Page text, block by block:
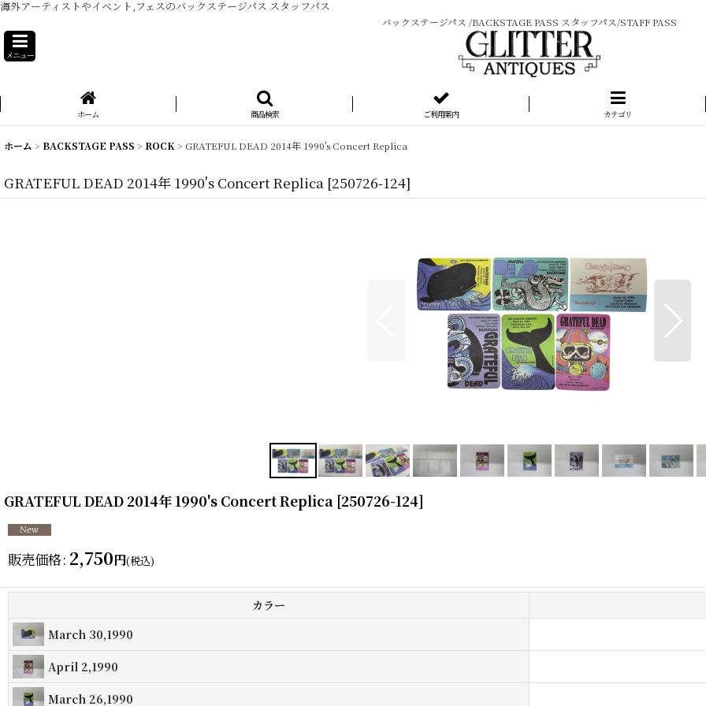
海外アーティストやイベント,フェスのバックステージパス スタッフパス
バックステージパス /BACKSTAGE PASS スタッフパス/STAFF PASS
メニュー
ホーム 商品検索 ご利用案内 カテゴリ
ホーム > BACKSTAGE PASS > ROCK > GRATEFUL DEAD 2014年 1990's Concert Replica
GRATEFUL DEAD 2014年 1990's Concert Replica [250726-124]
GRATEFUL DEAD 2014年 1990's Concert Replica [250726-124]
販売価格: 2,750円(税込)
カラー
March 30,1990
April 2,1990
March 26,1990